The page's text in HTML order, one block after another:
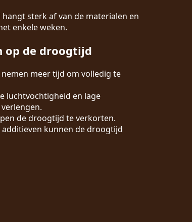
sterk af van de materialen en
enkele weken.
op de droogtijd
meer tijd om volledig te
luchtvochtigheid en lage
de droogtijd te verkorten.
additieven kunnen de droogtijd